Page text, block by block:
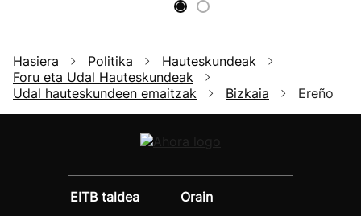
Hasiera Politika
Hauteskundeak
Foru eta Udal Hauteskundeak
Udal hauteskundeen emaitzak
Bizkaia Ereño
EITB taldea
Orain